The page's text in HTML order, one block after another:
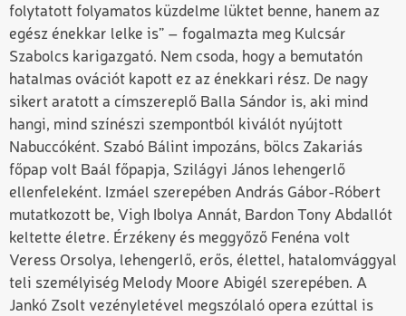
folytatott folyamatos küzdelme lüktet benne, hanem az
egész énekkar lelke is” – fogalmazta meg Kulcsár
Szabolcs karigazgató. Nem csoda, hogy a bemutatón
hatalmas ovációt kapott ez az énekkari rész. De nagy
sikert aratott a címszereplő Balla Sándor is, aki mind
hangi, mind színészi szempontból kiválót nyújtott
Nabuccóként. Szabó Bálint impozáns, bölcs Zakariás
főpap volt Baál főpapja, Szilágyi János lehengerlő
ellenfeleként. Izmáel szerepében András Gábor-Róbert
mutatkozott be, Vigh Ibolya Annát, Bardon Tony Abdallót
keltette életre. Érzékeny és meggyőző Fenéna volt
Veress Orsolya, lehengerlő, erős, élettel, hatalomvággyal
teli személyiség Melody Moore Abigél szerepében. A
Jankó Zsolt vezényletével megszólaló opera ezúttal is